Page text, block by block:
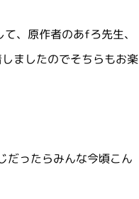
、原作者のあfろ先生、
ましたのでそちらもお楽
だったらみんな今頃こん